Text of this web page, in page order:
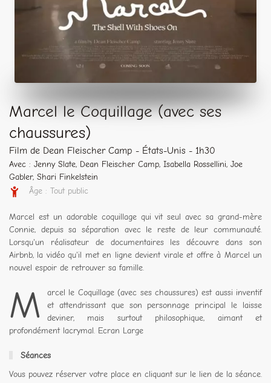
Marcel le Coquillage (avec ses
chaussures)
Film de Dean Fleischer Camp - États-Unis - 1h30
Avec : Jenny Slate, Dean Fleischer Camp, Isabella Rossellini, Joe
Gabler, Shari Finkelstein
Âge : Tout public
Marcel est un adorable coquillage qui vit seul avec sa grand-mère
Connie, depuis sa séparation avec le reste de leur communauté.
Lorsqu'un réalisateur de documentaires les découvre dans son
Airbnb, la vidéo qu'il met en ligne devient virale et offre à Marcel un
nouvel espoir de retrouver sa famille.
M
arcel le Coquillage (avec ses chaussures) est aussi inventif
et attendrissant que son personnage principal le laisse
deviner, mais surtout philosophique, aimant et
profondément lacrymal. Ecran Large
Séances
Vous pouvez réserver votre place en cliquant sur le lien de la séance.